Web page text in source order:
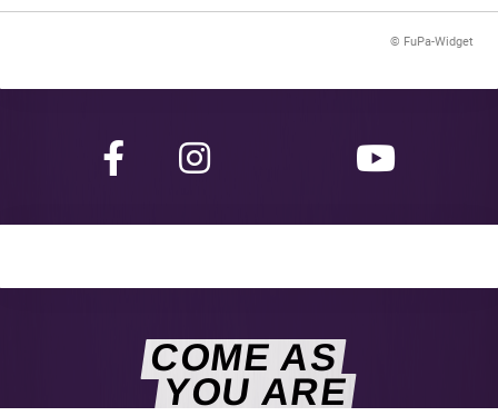
© FuPa-Widget
COME AS
YOU ARE